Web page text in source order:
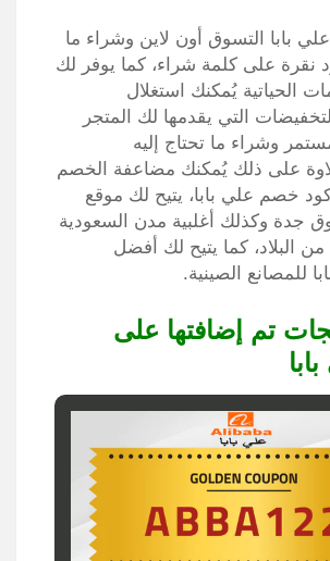
بابا التسوق أون لاين وشراء ما
نقرة على كلمة شراء، كما يوفر لك
الحياتية يُمكنك استغلال
التي يقدمها لك المتجر
وشراء ما تحتاج إليه
على ذلك يُمكنك مضاعفة الخصم
خصم علي بابا، يتيح لك موقع
جدة وكذلك أغلبية مدن السعودية
البلاد، كما يتيح لك أفضل
للمصانع الصينية.
تم إضافتها على